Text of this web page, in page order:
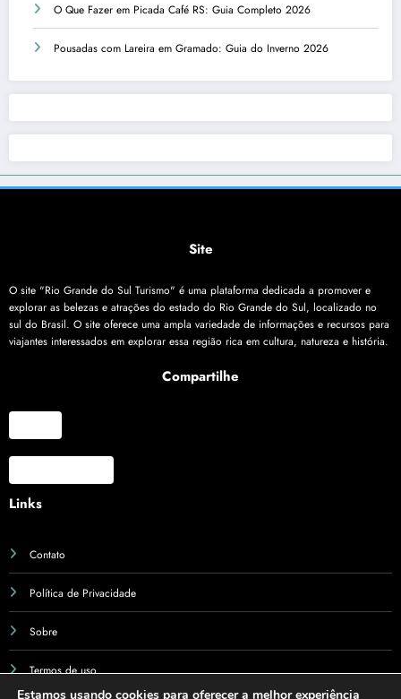
O Que Fazer em Picada Café RS: Guia Completo 2026
Pousadas com Lareira em Gramado: Guia do Inverno 2026
Site
O site "Rio Grande do Sul Turismo" é uma plataforma dedicada a promover e
explorar as belezas e atrações do estado do Rio Grande do Sul, localizado no
sul do Brasil. O site oferece uma ampla variedade de informações e recursos para
viajantes interessados em explorar essa região rica em cultura, natureza e história.
Compartilhe
Links
Contato
Política de Privacidade
Sobre
Termos de uso
Estamos usando cookies para oferecer a melhor experiência